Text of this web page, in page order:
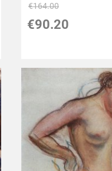
€164.00
€90.20